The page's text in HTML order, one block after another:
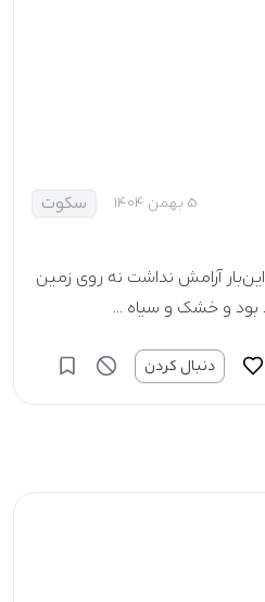
5 بهمن 1404 سکوت
آرامش نداشت نه روی زمین
و خشک و سیاه ...
دنبال کردن